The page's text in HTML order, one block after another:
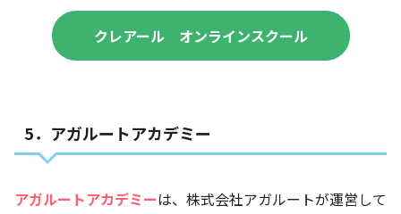
クレアール オンラインスクール
5．アガルートアカデミー
アガルートアカデミーは、株式会社アガルートが運営して